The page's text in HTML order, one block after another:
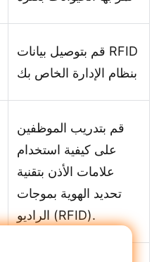
قم بتوصيل بيانات RFID
بنظام الإدارة الخاص بك
قم بتدريب الموظفين
على كيفية استخدام
علامات الأذن بتقنية
تحديد الهوية بموجات
الراديو (RFID).